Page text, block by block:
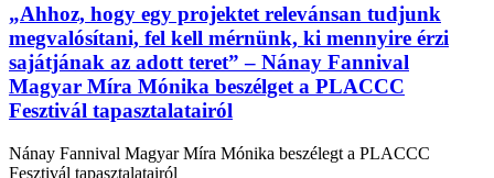
„Ahhoz, hogy egy projektet relevánsan tudjunk
megvalósítani, fel kell mérnünk, ki mennyire érzi
sajátjának az adott teret” – Nánay Fannival
Magyar Míra Mónika beszélget a PLACCC
Fesztivál tapasztalatairól
Nánay Fannival Magyar Míra Mónika beszélegt a PLACCC
Fesztivál tapasztalatairól